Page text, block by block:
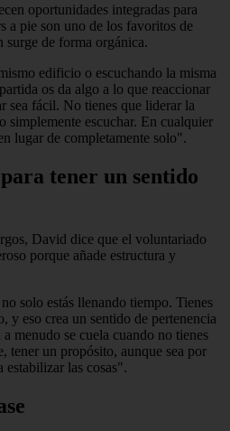
oportunidades integradas para
a pie son uno de los favoritos de
de forma orgánica.
edificio o escuchando la misma
os da algo a lo que reaccionar
sea fácil. No tienes que liderar la
simplemente escuchar. En cualquier
lugar de completamente solo".
tener un sentido
David dice que el voluntariado
porque añade estructura y
solo estás llenando tiempo. Tienes
y eso crea un sentido de pertenencia
menudo se cuela cuando no tienes
tener un propósito, aunque sea por
estabilizar las cosas".